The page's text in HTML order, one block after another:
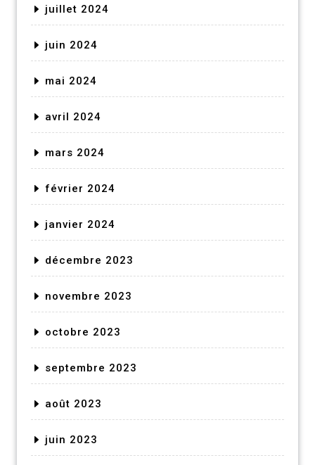
juillet 2024
juin 2024
mai 2024
avril 2024
mars 2024
février 2024
janvier 2024
décembre 2023
novembre 2023
octobre 2023
septembre 2023
août 2023
juin 2023